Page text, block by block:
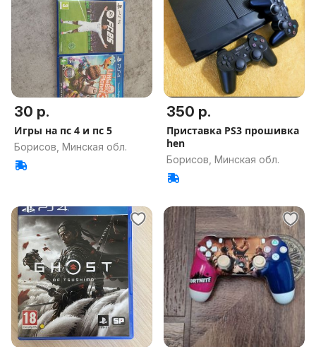
30 р.
Игры на пс 4 и пс 5
Борисов, Минская обл.
350 р.
Приставка PS3 прошивка
hen
Борисов, Минская обл.